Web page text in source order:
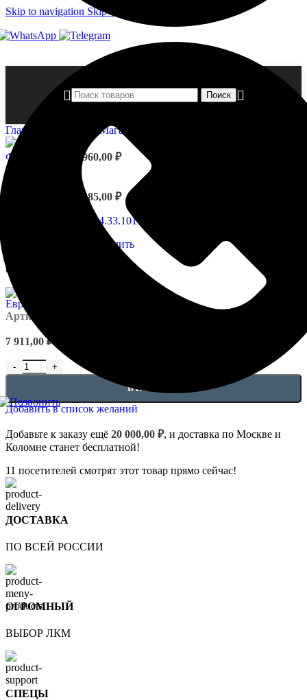
Skip to navigation Skip to main content
Поиск
Главная страница Магазин
Фриз 4.33.102 3 960,00 ₽
Назад к товарам
7 385,00 ₽
Нажмите, чтобы увеличить
Фриз 4.33.101
Артикул:
7 911,00₽
Количество товара Фриз 4.33.101
В КОРЗИНУ
Добавить в список желаний
Добавьте к заказу ещё 20 000,00 ₽, и доставка по Москве и
Коломне станет бесплатной!
11 посетителей смотрят этот товар прямо сейчас!
ДОСТАВКА
ПО ВСЕЙ РОССИИ
ОГРОМНЫЙ
ВЫБОР ЛКМ
СПЕЦЫ